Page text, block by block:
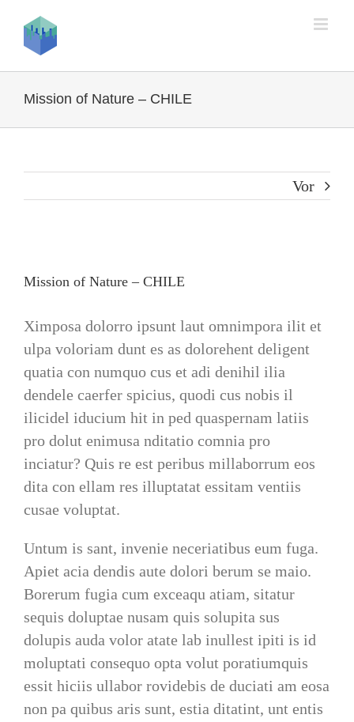
Inhalt
springen
Mission of Nature – CHILE
Vor
Mission of Nature – CHILE
Ximposa dolorro ipsunt laut omnimpora ilit et
ulpa voloriam dunt es as dolorehent deligent
quatia con numquo cus et adi denihil ilia
dendele caerfer spicius, quodi cus nobis il
ilicidel iducium hit in ped quaspernam latiis
pro dolut enimusa nditatio comnia pro
inciatur? Quis re est peribus millaborrum eos
dita con ellam res illuptatat essitam ventiis
cusae voluptat.
Untum is sant, invenie neceriatibus eum fuga.
Apiet acia dendis aute dolori berum se maio.
Borerum fugia cum exceaqu atiam, sitatur
sequis doluptae nusam quis solupita sus
dolupis auda volor atate lab inullest ipiti is id
moluptati consequo opta volut poratiumquis
essit hiciis ullabor rovidebis de duciati am eosa
non pa quibus aris sunt, estia ditatint, unt entis